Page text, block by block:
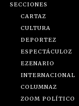
SECCIONES
CARTAZ
CULTURA
DEPORTEZ
ESPECTÁCULOZ
EZENARIO
INTERNACIONAL
COLUMNAZ
ZOOM POLÍTICO